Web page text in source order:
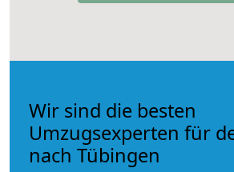
Wir sind die besten
Umzugsexperten für
nach Tübingen